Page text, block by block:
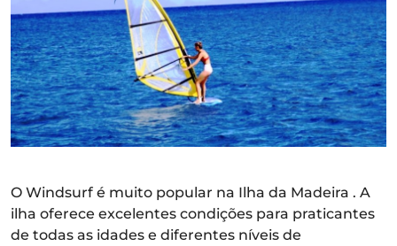
O Windsurf é muito popular na Ilha da Madeira . A
ilha oferece excelentes condições para praticantes
de todas as idades e diferentes níveis de